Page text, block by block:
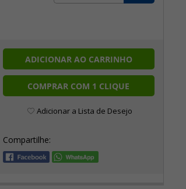
ADICIONAR AO CARRINHO
COMPRAR COM 1 CLIQUE
Adicionar a Lista de Desejo
Compartilhe: